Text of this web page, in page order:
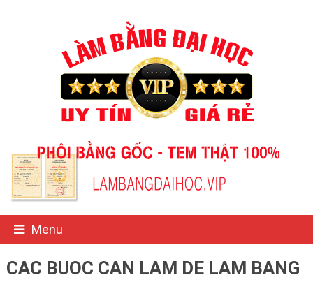
Menu
CAC BUOC CAN LAM DE LAM BANG